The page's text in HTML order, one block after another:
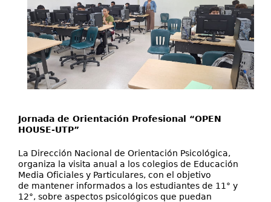
Jornada de Orientación Profesional “OPEN
HOUSE-UTP”
La Dirección Nacional de Orientación Psicológica,
organiza la visita anual a los colegios de Educación
Media Oficiales y Particulares, con el objetivo
de mantener informados a los estudiantes de 11° y
12°, sobre aspectos psicológicos que puedan